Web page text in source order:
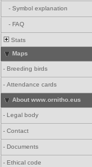
- Symbol explanation
- FAQ
Stats
Maps
- Breeding birds
- Attendance cards
About www.ornitho.eus
- Legal body
- Contact
- Documents
- Ethical code